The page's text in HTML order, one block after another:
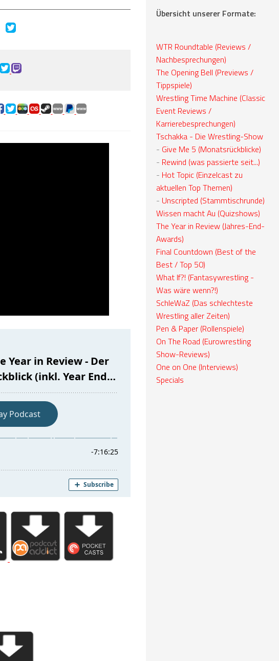
Übersicht unserer Formate:
WTR Roundtable (Reviews /
Nachbesprechungen)
The Opening Bell (Previews /
Tippspiele)
Wrestling Time Machine (Classic
Event Reviews /
Karrierebesprechungen)
Tschakka - Die Wrestling-Show
- Give Me 5 (Monatsrückblicke)
- Rewind (was passierte seit...)
- Hot Topic (Einzelcast zu
aktuellen Top Themen)
- Unscripted (Stammtischrunde)
Wissen macht Au (Quizshows)
The Year in Review (Jahres-End-
Awards)
Final Countdown (Best of the
Best / Top 50)
What If?! (Fantasywrestling -
Was wäre wenn?!)
SchleWaZ (Das schlechteste
Wrestling aller Zeiten)
Pen & Paper (Rollenspiele)
On The Road (Eurowrestling
Show-Reviews)
One on One (Interviews)
Specials